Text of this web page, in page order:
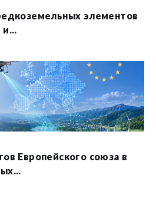
элементов
и...
Европейского союза в